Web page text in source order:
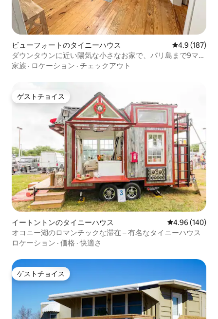
ビューフォートのタイニーハウス レビュー187
4.9 (187)
ダウンタウンに近い陽気な小さなお家で、パリ島まで9マイ
ルです。
家族 · ロケーション · チェックアウト
ゲストチョイス
ゲストチョイス
イートントンのタイニーハウス レビュー140
4.96 (140)
オコニー湖のロマンチックな滞在 – 有名なタイニーハウス
ロケーション · 価格 ·快適さ
ゲストチョイス
ゲストチョイス